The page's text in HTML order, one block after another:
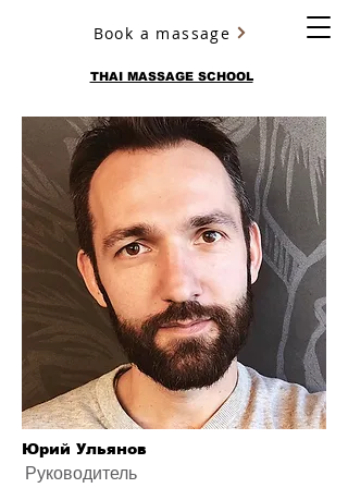
THAI MASSAGE SCHOOL
YURY ULYANOV
Book a massage
Юрий Ульянов
Руководитель